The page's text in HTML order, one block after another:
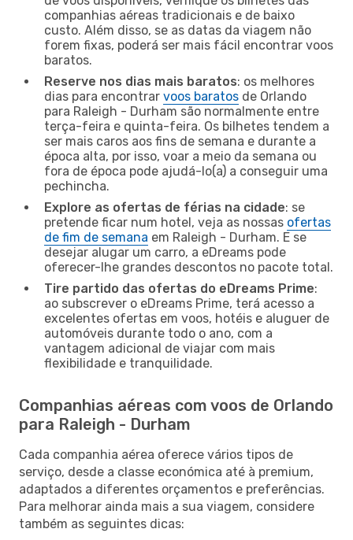
companhias aéreas tradicionais e de baixo
custo. Além disso, se as datas da viagem não
forem fixas, poderá ser mais fácil encontrar voos
baratos.
Reserve nos dias mais baratos: os melhores
dias para encontrar voos baratos de Orlando
para Raleigh - Durham são normalmente entre
terça-feira e quinta-feira. Os bilhetes tendem a
ser mais caros aos fins de semana e durante a
época alta, por isso, voar a meio da semana ou
fora de época pode ajudá-lo(a) a conseguir uma
pechincha.
Explore as ofertas de férias na cidade: se
pretende ficar num hotel, veja as nossas ofertas
de fim de semana em Raleigh - Durham. E se
desejar alugar um carro, a eDreams pode
oferecer-lhe grandes descontos no pacote total.
Tire partido das ofertas do eDreams Prime:
ao subscrever o eDreams Prime, terá acesso a
excelentes ofertas em voos, hotéis e aluguer de
automóveis durante todo o ano, com a
vantagem adicional de viajar com mais
flexibilidade e tranquilidade.
Companhias aéreas com voos de Orlando
para Raleigh - Durham
Cada companhia aérea oferece vários tipos de
serviço, desde a classe económica até à premium,
adaptados a diferentes orçamentos e preferências.
Para melhorar ainda mais a sua viagem, considere
também as seguintes dicas: